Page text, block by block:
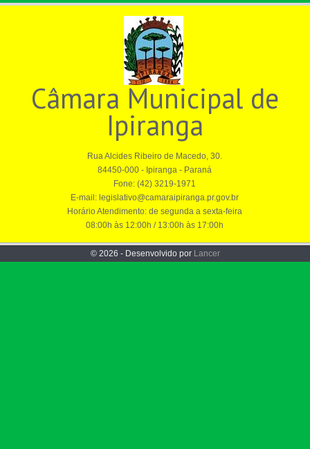
Câmara Municipal de
Ipiranga
Rua Alcides Ribeiro de Macedo, 30.
84450-000 - Ipiranga - Paraná
Fone: (42) 3219-1971
E-mail: legislativo@camaraipiranga.pr.gov.br
Horário Atendimento: de segunda a sexta-feira
08:00h às 12:00h / 13:00h às 17:00h
© 2026 - Desenvolvido por Lancer